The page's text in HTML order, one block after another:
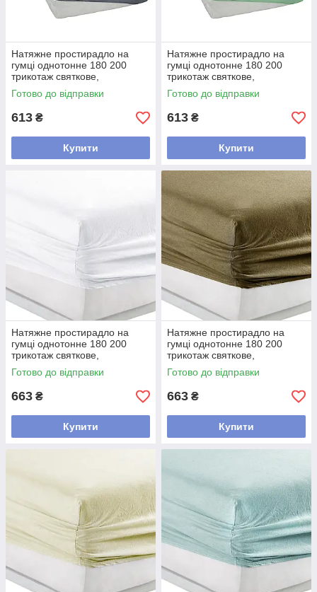
Натяжне простирадло на
гумці однотонне 180 200
трикотаж святкове,
простирадла на гумці Kayra
Темно сірий
Готово до відправки
613 ₴
Купити
Натяжне простирадло на
гумці однотонне 180 200
трикотаж святкове,
простирадла на гумці Kayra
Ментоловий
Готово до відправки
613 ₴
Купити
Натяжне простирадло на
гумці однотонне 180 200
трикотаж святкове,
простирадла на гумці Kayra
Білий
Готово до відправки
663 ₴
Купити
Натяжне простирадло на
гумці однотонне 180 200
трикотаж святкове,
простирадла на гумці Kayra
Коричневий
Готово до відправки
663 ₴
Купити